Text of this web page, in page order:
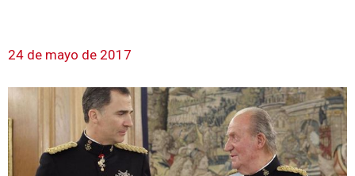
24 de mayo de 2017